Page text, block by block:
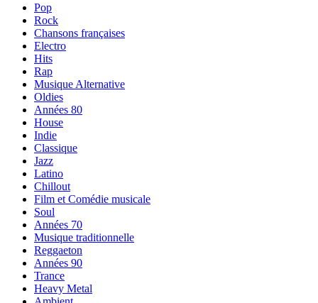
Pop
Rock
Chansons françaises
Electro
Hits
Rap
Musique Alternative
Oldies
Années 80
House
Indie
Classique
Jazz
Latino
Chillout
Film et Comédie musicale
Soul
Années 70
Musique traditionnelle
Reggaeton
Années 90
Trance
Heavy Metal